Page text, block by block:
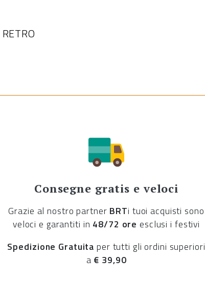
Consegne gratis e veloci
Grazie al nostro partner BRTi tuoi acquisti sono
veloci e garantiti in 48/72 ore esclusi i festivi
Spedizione Gratuita per tutti gli ordini superiori
a € 39,90